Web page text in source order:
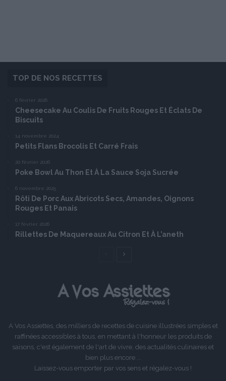
TOP DE NOS RECETTES
6 février 2026
Cheesecake Au Coulis De Fruits Rouges Et Éclats De
Biscuits
14 novembre 2024
Petits Flans Brocolis Et Carré Frais
20 février 2026
Poke Bowl Au Thon Et À La Sauce Soja Sucrée
6 novembre 2025
Rôti De Porc Aux Abricots Secs, Amandes, Oignons
Rouges Et Panais
17 février 2026
Rillettes De Maquereaux Au Citron Et À L’aneth
Page
A Vos Assiettes, des milliers de recettes de cuisine illustrées simples et
raffinées accessibles à tous, en mettant à l'honneur les produits de
saisons, c'est également de l'art de vivre, des actualités culinaires et
bien plus encore ...
Laissez-vous emporter par vos sens et régalez-vous !